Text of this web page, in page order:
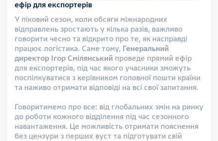
ефір для експортерів
У піковий сезон, коли обсяги міжнародних
відправлень зростають у кілька разів, важливо
говорити чесно та відкрито про те, як насправді
працює логістика. Саме тому, Генеральний
директор Ігор Смілянський проведе прямий ефір
для експортерів, під час якого учасники зможуть
поспілкуватися з керівником головної пошти країни
та наживо отримати відповіді на всі свої запитання.
Говоритимемо про все: від глобальних змін на ринку
до роботи кожного відділення під час сезонного
навантаження. Це можливість отримати пояснення
без цензури з перших вуст та підготувати свій